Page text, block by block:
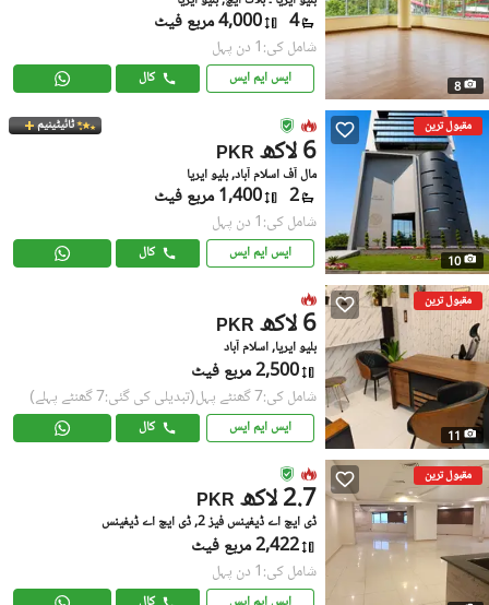
8
4 4,000 مربع فیٹ
شامل کی:1 دن پہل
ایس ایم ایس کال
مقبول ترین
10
ٹائیٹینیم
PKR 6 لاکھ
مال آف اسلام آباد, بلیو ایریا
2 1,400 مربع فیٹ
شامل کی:1 دن پہل
ایس ایم ایس کال
مقبول ترین
11
PKR 6 لاکھ
بلیو ایریا, اسلام آباد
2,500 مربع فیٹ
شامل کی:7 گھنٹے پہل (تبدیلی کی گئی:7 گھنٹے پہلے)
ایس ایم ایس کال
مقبول ترین
PKR 2.7 لاکھ
ڈی ایچ اے ڈیفینس فیز 2, ڈی ایچ اے ڈیفینس
2,422 مربع فیٹ
شامل کی:1 دن پہل